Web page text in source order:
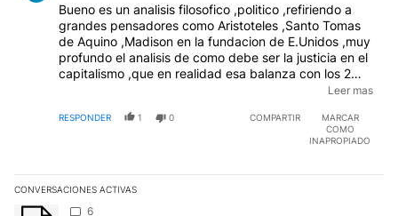
Bueno es un analisis filosofico ,politico ,refiriendo a
grandes pensadores como Aristoteles ,Santo Tomas
de Aquino ,Madison en la fundacion de E.Unidos ,muy
profundo el analisis de como debe ser la justicia en el
capitalismo ,que en realidad esa balanza con los 2
(dos) platillos que se pinta equilibrada siempre esta
platillo bien abajo ,y en regimenes autoritarios como el
Virreynato Milei ,que coloca como ministro de justicia
"chicho Serna ,a la Sra Santos Viuda de P.E.Gaviria ,y
Leer mas
RESPONDER 1 0 COMPARTIR
MARCAR
COMO
INAPROPIADO
CONVERSACIONES ACTIVAS
Este listado muestra los artículos con más comentarios en los
Un artículo de tendencia con el título "" con 6 comentarios.
6